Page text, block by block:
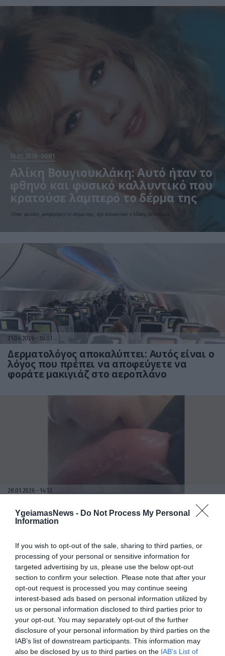
YgeiamasNews - Do Not Process My Personal
Information
If you wish to opt-out of the sale, sharing to third parties, or
processing of your personal or sensitive information for
targeted advertising by us, please use the below opt-out
section to confirm your selection. Please note that after your
opt-out request is processed you may continue seeing
interest-based ads based on personal information utilized by
us or personal information disclosed to third parties prior to
your opt-out. You may separately opt-out of the further
disclosure of your personal information by third parties on the
IAB’s list of downstream participants. This information may
also be disclosed by us to third parties on the IAB’s List of
16.05.2026 00:01
Αλίκη Βουγιουκλάκη: Αυτό ήταν το
φθηνό και φυσικό καλλυντικό που
κρατούσε λαμπερό το δέρμα της
«Όταν μιλούσε, μοσχομύριζε το στόμα της», είχε αποκαλύψει ο Μάκης Δελαπόρτας
21.04.2026 18:01
Δερματολόγος αποκαλύπτει: Αυτός είναι ο
λόγος που πρέπει να αποφεύγετε να
φοράτε μακιγιάζ στο αεροπλάνο
28.01.2026 14:33
Πάτρα: Έβαλε υαλουρονικό σε νυχάδικο
και παραμορφώθηκε – «Χρησιμοποιούν
κινέζικα υλικά»
ΔΗΜΟΦΙΛΗ